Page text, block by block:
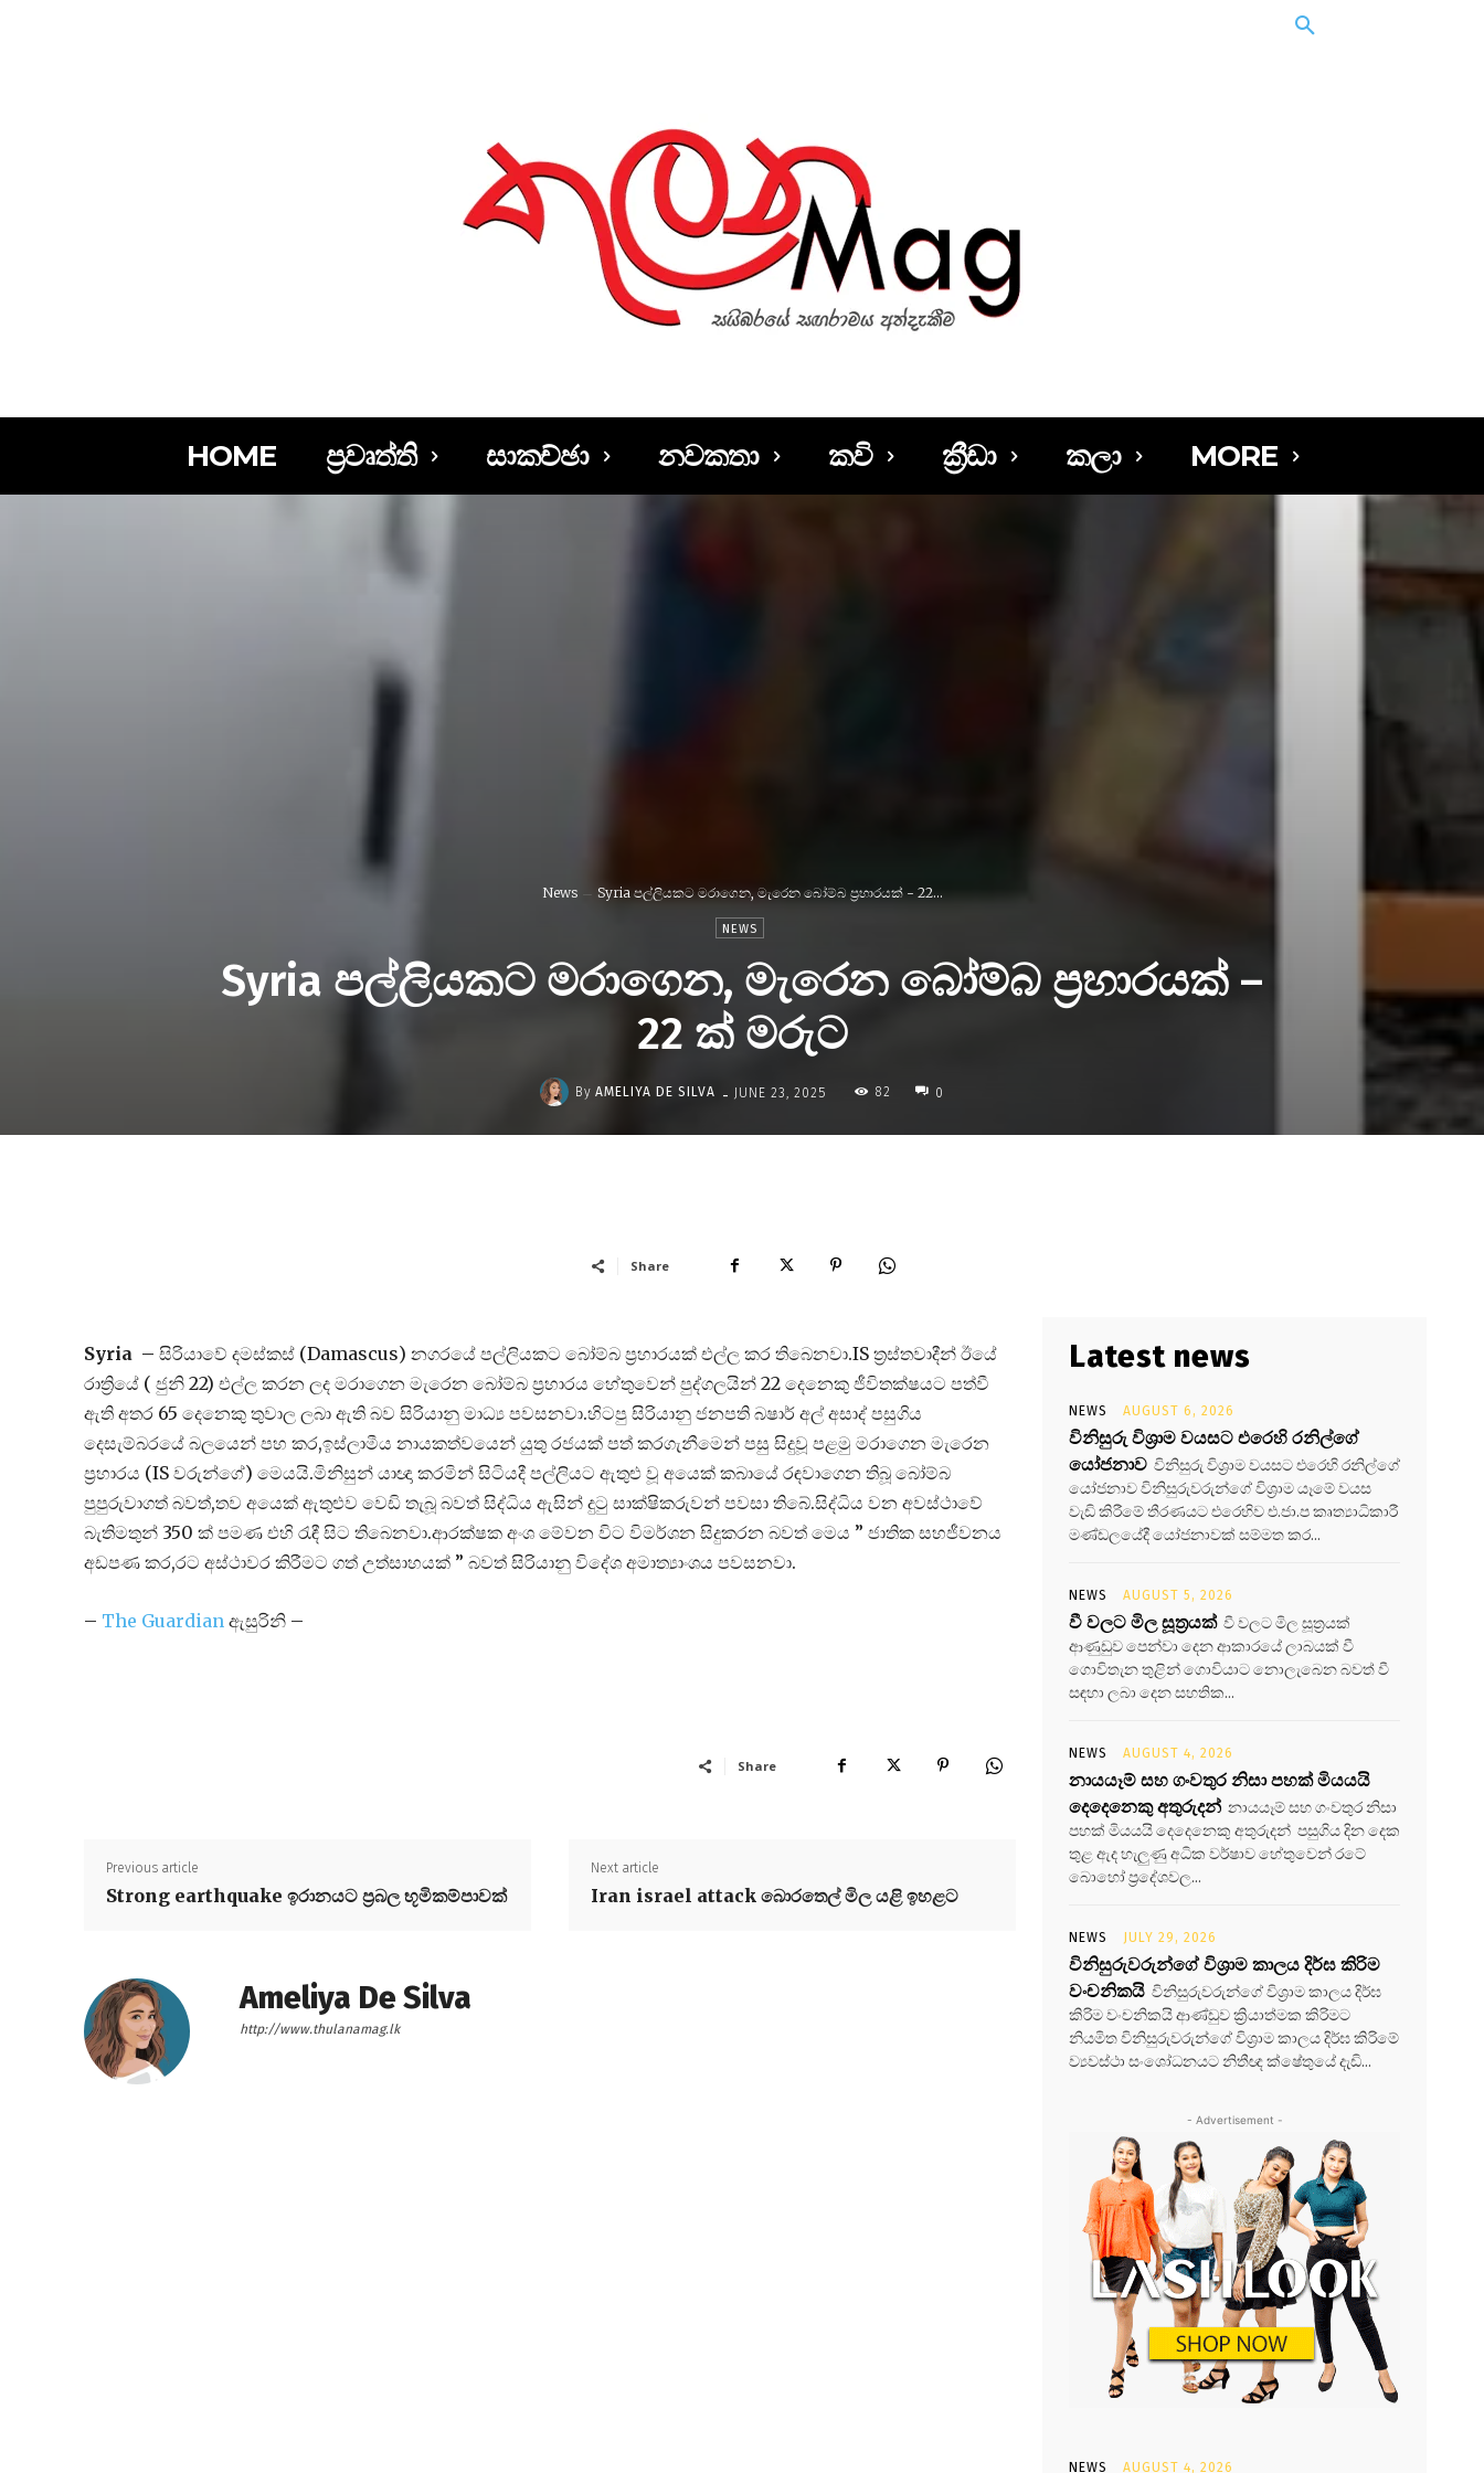
HOME ප්‍රවෘත්ති සාකච්ඡා නවකතා කවි ක්‍රීඩා කලා MORE
News Syria පල්ලියකට මරාගෙන, මැරෙන බෝම්බ ප්‍රහාරයක් - 22...
NEWS
Syria පල්ලියකට මරාගෙන, මැරෙන බෝම්බ ප්‍රහාරයක් –
22 ක් මරුට
By AMELIYA DE SILVA - JUNE 23, 2025 82 0
Share
Syria – සිරියාවේ දමස්කස් (Damascus) නගරයේ පල්ලියකට බෝම්බ ප්‍රහාරයක් එල්ල කර තිබෙනවා.IS ත්‍රස්තවාදීන් ඊයේ
රාත්‍රියේ ( ජුනි 22) එල්ල කරන ලද මරාගෙන මැරෙන බෝම්බ ප්‍රහාරය හේතුවෙන් පුද්ගලයින් 22 දෙනෙකු ජීවිතක්ෂයට පත්වී
ඇති අතර 65 දෙනෙකු තුවාල ලබා ඇති බව සිරියානු මාධ්‍ය පවසනවා.හිටපු සිරියානු ජනපති බෂාර් අල් අසාද් පසුගිය
දෙසැම්බරයේ බලයෙන් පහ කර,ඉස්ලාමීය නායකත්වයෙන් යුතු රජයක් පත් කරගැනීමෙන් පසු සිදුවූ පළමු මරාගෙන මැරෙන
ප්‍රහාරය (IS වරුන්ගේ) මෙයයි.මිනිසුන් යාඥා කරමින් සිටියදී පල්ලියට ඇතුළු වූ අයෙක් කබායේ රඳවාගෙන තිබූ බෝම්බ
පුපුරුවාගත් බවත්,තව අයෙක් ඇතුළුව වෙඩි තැබූ බවත් සිද්ධිය ඇසින් දුටු සාක්ෂිකරුවන් පවසා තිබේ.සිද්ධිය වන අවස්ථාවේ
බැතිමතුන් 350 ක් පමණ එහි රැඳී සිට තිබෙනවා.ආරක්ෂක අංශ මේවන විට විමර්ශන සිදුකරන බවත් මෙය ” ජාතික සහජීවනය
අඩපණ කර,රට අස්ථාවර කිරීමට ගත් උත්සාහයක් ” බවත් සිරියානු විදේශ අමාත්‍යාංශය පවසනවා.
– The Guardian ඇසුරිනි –
Share
Previous article
Strong earthquake ඉරානයට ප්‍රබල භූමිකම්පාවක්
Next article
Iran israel attack බොරතෙල් මිල යළි ඉහළට
Ameliya De Silva
http://www.thulanamag.lk
Latest news
NEWS AUGUST 6, 2026
විනිසුරු විශ්‍රාම වයසට එරෙහි රනිල්ගේ
යෝජනාව විනිසුරු විශ්‍රාම වයසට එරෙහි රනිල්ගේ
යෝජනාව විනිසුරුවරුන්ගේ විශ්‍රාම යෑමේ වයස
වැඩි කිරීමේ තීරණයට එරෙහිව එ.ජා.ප කෘත්‍යාධිකාරී
මණ්ඩලයේදී යෝජනාවක් සම්මත කර...
NEWS AUGUST 5, 2026
වී වලට මිල සූත්‍රයක් වී වලට මිල සූත්‍රයක්
ආණුඩුව පෙන්වා දෙන ආකාරයේ ලාබයක් වී
ගොවිතැන තුළින් ගොවියාට නොලැබෙන බවත් වී
සඳහා ලබා දෙන සහතික...
NEWS AUGUST 4, 2026
නායයෑම් සහ ගංවතුර නිසා පහක් මියයයි
දෙදෙනෙකු අතුරුදන් නායයෑම් සහ ගංවතුර නිසා
පහක් මියයයි දෙදෙනෙකු අතුරුදන් පසුගිය දින දෙක
තුළ ඇද හැලුණු අධික වර්ෂාව හේතුවෙන් රටේ
බොහෝ ප්‍රදේශවල...
NEWS JULY 29, 2026
විනිසුරුවරුන්ගේ විශ්‍රාම කාලය දිර්ඝ කිරිම
වංචනිකයි විනිසුරුවරුන්ගේ විශ්‍රාම කාලය දිර්ඝ
කිරිම වංචනිකයි ආණ්ඩුව ක්‍රියාත්මක කිරිමට
නියමිත විනිසුරුවරුන්ගේ විශ්‍රාම කාලය දිර්ඝ කිරිමේ
ව්‍යවස්ථා සංශෝධනයට නිතීඥ ක්ෂේතුයේ දැඩි...
- Advertisement -
NEWS AUGUST 4, 2026